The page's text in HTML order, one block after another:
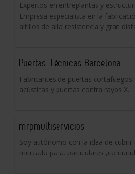
Expertos en entreplantas y
Empresa especialista en la
altillos de alta resistencia y gran
Puertas Técnicas Barcelona
Fabricantes de puertas cortafuegos
acústicas y puertas contra rayos X.
mrpmultiservicios
Soy autónomo con la idea de cubrir
mercado para: particulares